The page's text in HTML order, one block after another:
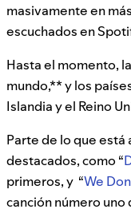
masivamente en
escuchados en
Hasta el momento,
mundo,** y los
Islandia y el Reino
Parte de lo que
destacados, como “
primeros, y “We
canción número uno